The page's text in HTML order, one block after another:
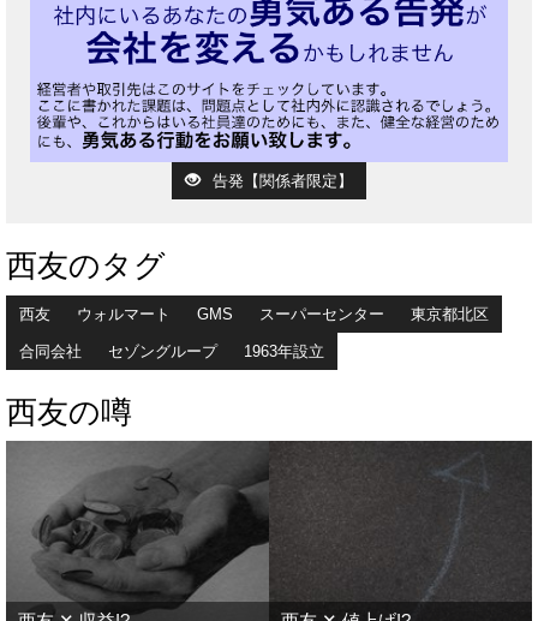
告発【関係者限定】
西友のタグ
西友 ウォルマート GMS スーパーセンター 東京都北区
合同会社 セゾングループ 1963年設立
西友の噂